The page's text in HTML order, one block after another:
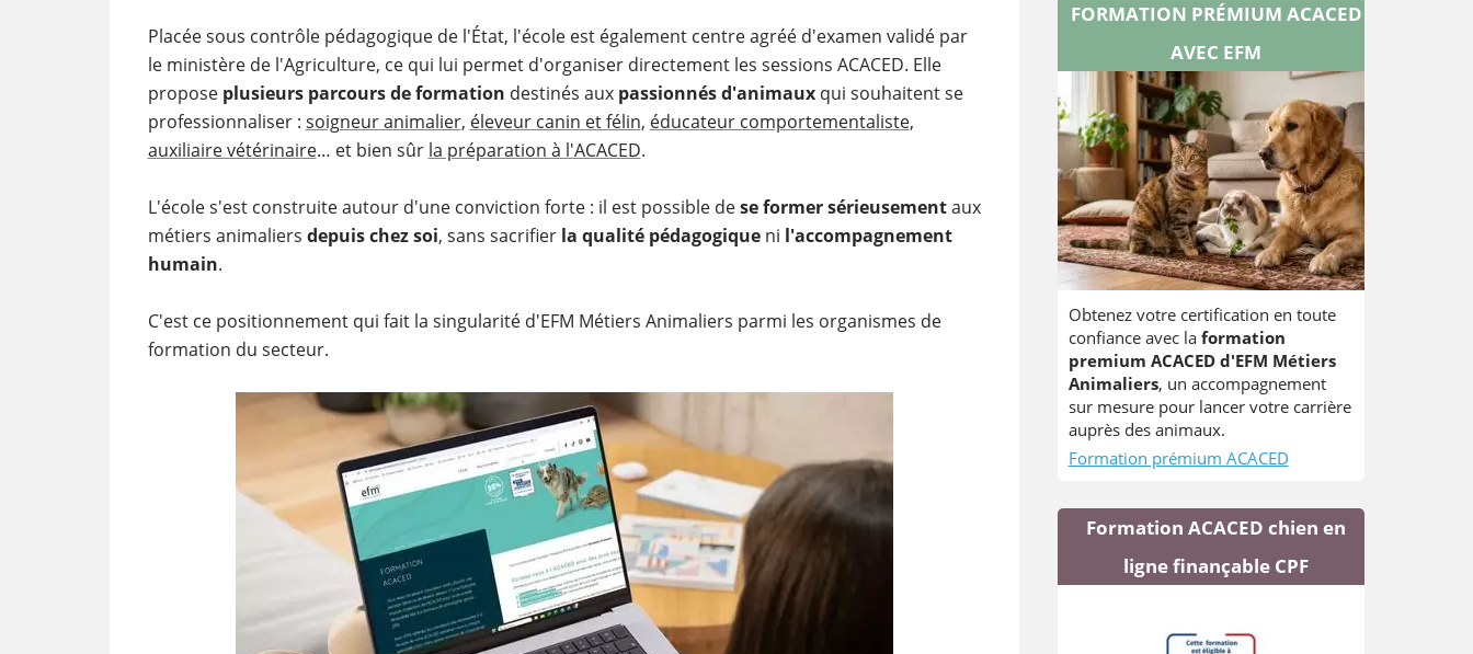
Placée sous contrôle pédagogique de l'État, l'école est également centre agréé d'examen validé par
le ministère de l'Agriculture, ce qui lui permet d'organiser directement les sessions ACACED. Elle
propose plusieurs parcours de formation destinés aux passionnés d'animauxqui souhaitent se
professionnaliser : soigneur animalier, éleveur canin et félin, éducateur comportementaliste,
auxiliaire vétérinaire… et bien sûr la préparation à l'ACACED.
L'école s'est construite autour d'une conviction forte : il est possible dese former sérieusementaux
métiers animaliers depuis chez soi, sans sacrifier la qualité pédagogiqueni l'accompagnement
humain.
C'est ce positionnement qui fait la singularité d'EFM Métiers Animaliers parmi les organismes de
formation du secteur.
FORMATION PRÉMIUM ACACED
AVEC EFM
Obtenez votre certification en toute
confiance avec la formation
premium ACACED d'EFM Métiers
Animaliers, un accompagnement
sur mesure pour lancer votre carrière
auprès des animaux.
Formation prémium ACACED
Formation ACACED chien en
ligne finançable CPF